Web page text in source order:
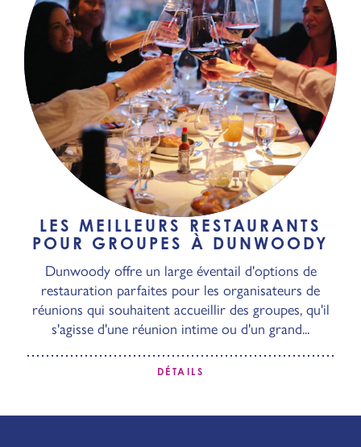
LES MEILLEURS RESTAURANTS
POUR GROUPES À DUNWOODY
Dunwoody offre un large éventail d'options de
restauration parfaites pour les organisateurs de
réunions qui souhaitent accueillir des groupes, qu'il
s'agisse d'une réunion intime ou d'un grand...
DÉTAILS